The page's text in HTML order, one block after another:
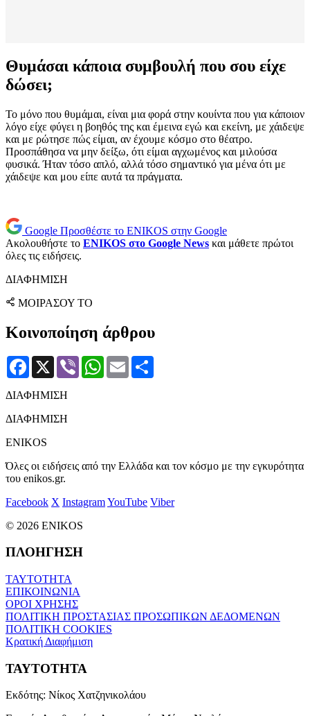
Θυμάσαι κάποια συμβουλή που σου είχε
δώσει;
Το μόνο που θυμάμαι, είναι μια φορά στην κουίντα που για κάποιον
λόγο είχε φύγει η βοηθός της και έμεινα εγώ και εκείνη, με χάιδεψε
και με ρώτησε πώς είμαι, αν έχουμε κόσμο στο θέατρο.
Προσπάθησα να μην δείξω, ότι είμαι αγχωμένος και μιλούσα
φυσικά. Ήταν τόσο απλό, αλλά τόσο σημαντικό για μένα ότι με
χάιδεψε και μου είπε αυτά τα πράγματα.
Google Προσθέστε το ENIKOS στην Google
Ακολουθήστε το ENIKOS στο Google News και μάθετε πρώτοι
όλες τις ειδήσεις.
ΔΙΑΦΗΜΙΣΗ
ΜΟΙΡΑΣΟΥ ΤΟ
Κοινοποίηση άρθρου
Facebook
X Viber WhatsApp
Email
ΔΙΑΦΗΜΙΣΗ
ΔΙΑΦΗΜΙΣΗ
ENIKOS
Όλες οι ειδήσεις από την Ελλάδα και τον κόσμο με την εγκυρότητα
του enikos.gr.
Facebook X InstagramYouTube Viber
© 2026 ENIKOS
ΠΛΟΗΓΗΣΗ
ΤΑΥΤΟΤΗΤΑ
ΕΠΙΚΟΙΝΩΝΙΑ
ΟΡΟΙ ΧΡΗΣΗΣ
ΠΟΛΙΤΙΚΗ ΠΡΟΣΤΑΣΙΑΣ ΠΡΟΣΩΠΙΚΩΝ ΔΕΔΟΜΕΝΩΝ
ΠΟΛΙΤΙΚΗ COOKIES
Κρατική Διαφήμιση
ΤΑΥΤΟΤΗΤΑ
Εκδότης: Νίκος Χατζηνικολάου